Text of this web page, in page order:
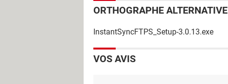
ORTHOGRAPHE ALTERNATIVE
InstantSyncFTPS_Setup-3.0.13.exe
VOS AVIS